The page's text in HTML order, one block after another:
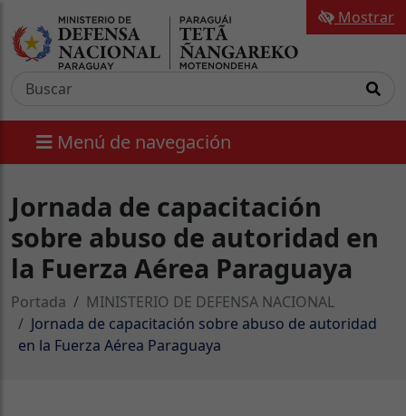
Menú de navegación
Mostrar
Jornada de capacitación
sobre abuso de autoridad en
la Fuerza Aérea Paraguaya
Portada
MINISTERIO DE DEFENSA NACIONAL
Jornada de capacitación sobre abuso de autoridad
en la Fuerza Aérea Paraguaya